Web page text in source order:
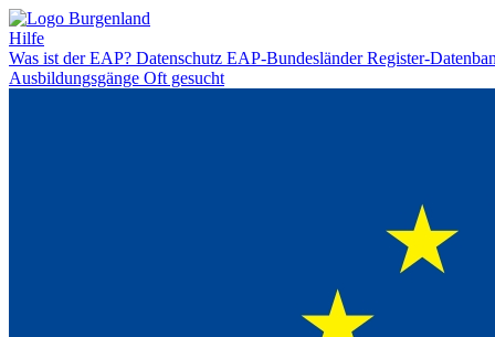
Hilfe
Was ist der EAP? Datenschutz EAP-BundesländerRegister-
Ausbildungsgänge Oft gesucht